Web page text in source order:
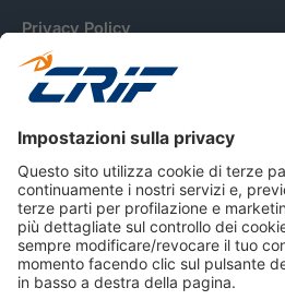
Privacy Policy
Cookie Policy
Informativa Dati Personali
CRIF Business Ethics
Informativa Privacy Relativa Al
Creditizie
© 2026 CRIF S.p.A. Tutti i diritti